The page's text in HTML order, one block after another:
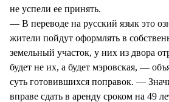
не успели ее принять.
— В переводе на русский язык это
жители пойдут оформлять в
земельный участок, у них из двора
будет не их, а будет мэровская, —
суть готовившихся поправок. —
вправе сдать в аренду сроком на 49